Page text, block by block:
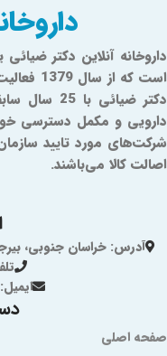
داروخانه آنلاین دکتر
است که
دکتر
دارویی و مکمل دسترسی
شرکت‌های مورد تایید
اصالت کالا می‌باشند.
آدرس: خراسان جنوبی،
تلفن:
ایمیل: info@drziaee.com
صفحه اصلی